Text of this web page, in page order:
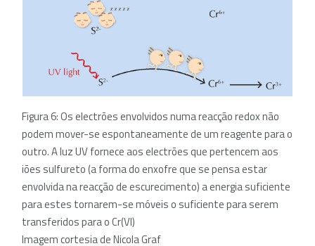
Figura 6: Os electrões envolvidos numa reacção redox não
podem mover-se espontaneamente de um reagente para o
outro. A luz UV fornece aos electrões que pertencem aos
iões sulfureto (a forma do enxofre que se pensa estar
envolvida na reacção de escurecimento) a energia suficiente
para estes tornarem-se móveis o suficiente para serem
transferidos para o Cr(VI)
Imagem cortesia de Nicola Graf